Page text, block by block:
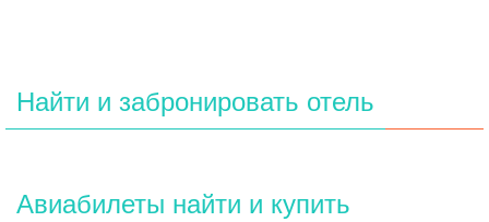
Найти и забронировать отель
Авиабилеты найти и купить